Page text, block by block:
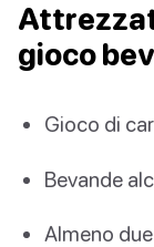
gioco
Gioco di
Bevande
Almeno